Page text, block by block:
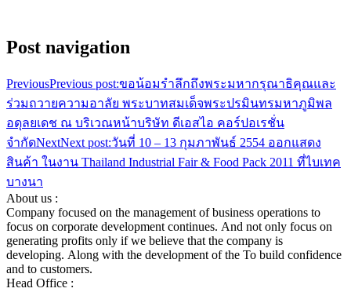
Post navigation
PreviousPrevious post:ขอน้อมรำลึกถึงพระมหากรุณาธิคุณและ
ร่วมถวายความอาลัย พระบาทสมเด็จพระปรมินทรมหาภูมิพล
อดุลยเดช ณ บริเวณหน้าบริษัท ดีเอสไอ คอร์ปอเรชั่น
จำกัดNextNext post:วันที่ 10 – 13 กุมภาพันธ์ 2554 ออกแสดง
สินค้า ในงาน Thailand Industrial Fair & Food Pack 2011 ที่ไบเทค
บางนา
About us :
Company focused on the management of business operations to
focus on corporate development continues. And not only focus on
generating profits only if we believe that the company is
developing. Along with the development of the To build confidence
and to customers.
Head Office :